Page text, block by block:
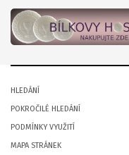
HLEDÁNÍ
POKROČILÉ HLEDÁNÍ
PODMÍNKY VYUŽITÍ
MAPA STRÁNEK